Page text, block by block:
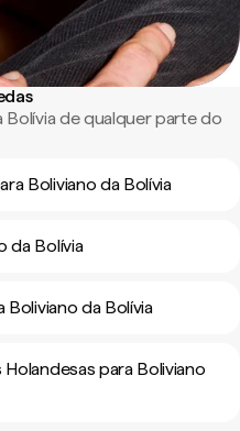
Bolívia de qualquer parte do
Boliviano da Bolívia
da Bolívia
Boliviano da Bolívia
para Boliviano